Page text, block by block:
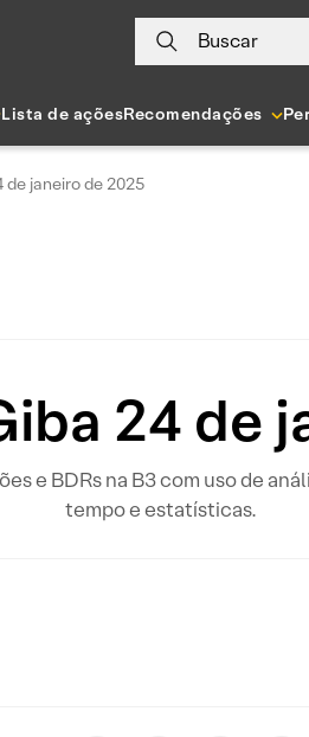
Buscar
Lista de açõesRecomendações
de janeiro de 2025
24 de
e BDRs na B3 com uso de
tempo e estatísticas.